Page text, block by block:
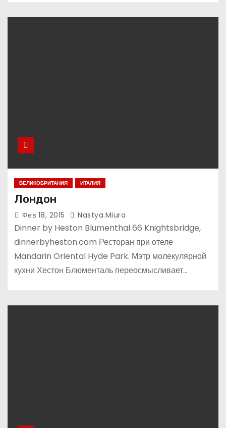
ВЕЛИКОБРИТАНИЯ ИТАЛИЯ
Лондон
Фев 18, 2015 Nastya.miura
Dinner by Heston Blumenthal 66 Knightsbridge,
dinnerbyheston.com Ресторан при отеле
Mandarin Oriental Hyde Park. Мэтр молекулярной
кухни Хестон Блюменталь переосмысливает…